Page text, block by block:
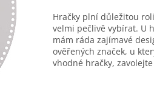
Hračky plní důležitou
velmi pečlivě vybírat. U
mám ráda zajímavé
ověřených značek, u
vhodné hračky,